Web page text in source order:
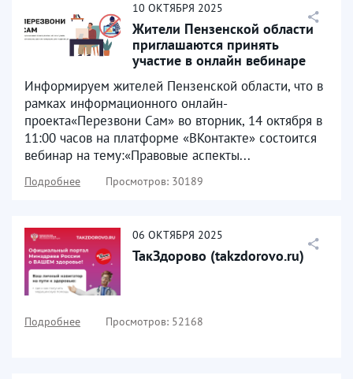
10 ОКТЯБРЯ 2025
Жители Пензенской области
приглашаются принять
участие в онлайн вебинаре
«Правовые аспекты...
Информируем жителей Пензенской области, что в
рамках информационного онлайн-
проекта«Перезвони Сам» во вторник, 14 октября в
11:00 часов на платформе «ВКонтакте» состоится
вебинар на тему:«Правовые аспекты...
Подробнее Просмотров: 30189
06 ОКТЯБРЯ 2025
ТакЗдорово (takzdorovo.ru)
Подробнее Просмотров: 52168